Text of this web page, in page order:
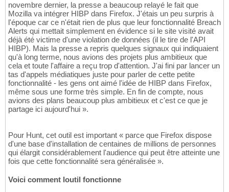
novembre dernier, la presse a beaucoup relayé le fait que
Mozilla va intégrer HIBP dans Firefox. J'étais un peu surpris à
l'époque car ce n'était rien de plus que leur fonctionnalité Breach
Alerts qui mettait simplement en évidence si le site visité avait
déjà été victime d'une violation de données (il le tire de l'API
HIBP). Mais la presse a repris quelques signaux qui indiquaient
qu'à long terme, nous avions des projets plus ambitieux que
cela et toute l'affaire a reçu trop d'attention. J'ai fini par lancer un
tas d'appels médiatiques juste pour parler de cette petite
fonctionnalité - les gens ont aimé l'idée de HIBP dans Firefox,
même sous une forme très simple. En fin de compte, nous
avions des plans beaucoup plus ambitieux et c'est ce que je
partage ici aujourd'hui ».
Pour Hunt, cet outil est important « parce que Firefox dispose
d'une base d'installation de centaines de millions de personnes
qui élargit considérablement l'audience qui peut être atteinte une
fois que cette fonctionnalité sera généralisée ».
Voici comment loutil fonctionne